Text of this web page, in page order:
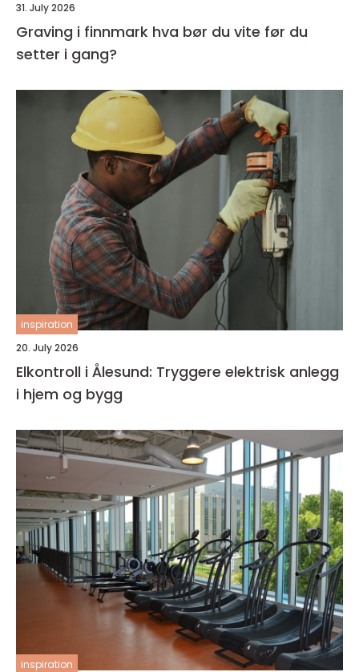
31. July 2026
Graving i finnmark hva bør du vite før du
setter i gang?
inspiration
20. July 2026
Elkontroll i Ålesund: Tryggere elektrisk anlegg
i hjem og bygg
inspiration